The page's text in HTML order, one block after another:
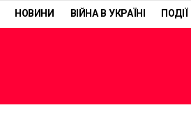
НОВИНИ ВІЙНА В УКРАЇНІ ПОДІЇ